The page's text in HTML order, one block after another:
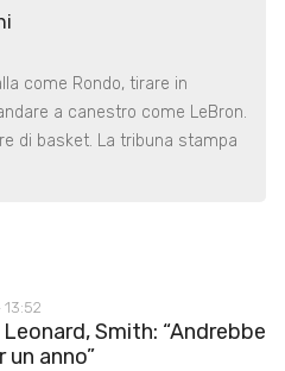
come Rondo, tirare in
a canestro come LeBron.
di basket. La tribuna stampa
Smith: “Andrebbe
un anno”